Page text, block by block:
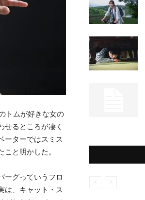
トムが好きな女の
せるところが凄く
ーターではスミス
と明かした。
ーグっていうフロ
は、キャット・ス